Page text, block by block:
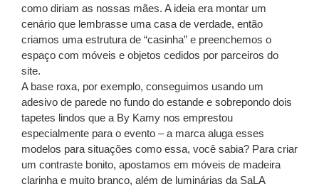
como diriam as nossas mães. A ideia era montar um
cenário que lembrasse uma casa de verdade, então
criamos uma estrutura de “casinha” e preenchemos o
espaço com móveis e objetos cedidos por parceiros do
site.
A base roxa, por exemplo, conseguimos usando um
adesivo de parede no fundo do estande e sobrepondo dois
tapetes lindos que a By Kamy nos emprestou
especialmente para o evento – a marca aluga esses
modelos para situações como essa, você sabia? Para criar
um contraste bonito, apostamos em móveis de madeira
clarinha e muito branco, além de luminárias da SaLA